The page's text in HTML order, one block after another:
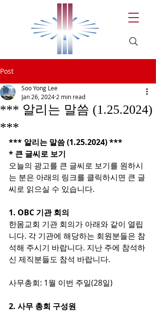
Post
*** 알리는 말씀 (1.25.2024)
***
Soo Yong Lee
Jan 26, 2024 2 min read
*** 알리는 말씀 (1.25.2024) ***
* 큰 글씨로 보기
오늘의 광고를 큰 글씨로 보기를 원하시
는 분은 아래의 링크를 클릭하시면 큰 글
씨로 읽으실 수 있습니다.
1. OBC 기관 회의
한몸교회 기관 회의가 아래와 같이 열립
니다. 각 기관에 해당하는 회원분들은 참
석해 주시기 바랍니다. 지난 주에 참석하
신 제직분들도 참석 바랍니다.
사무총회: 1월 이번 주일(28일)
2. 사무 총회 구성원